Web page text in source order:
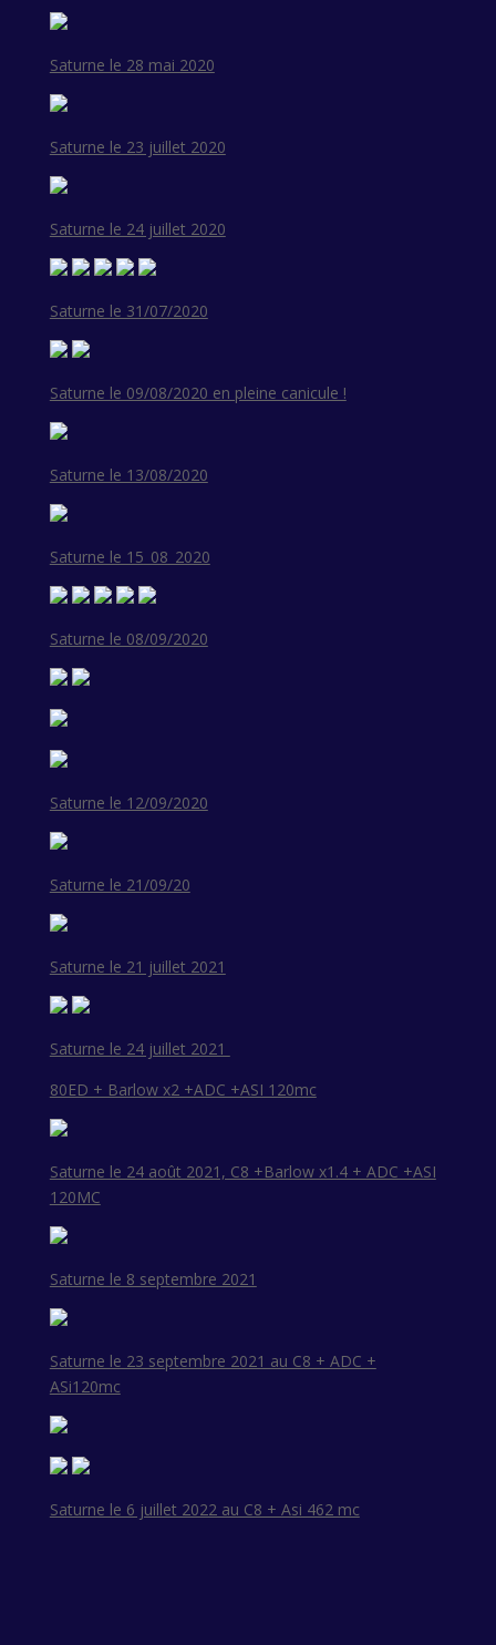
Saturne le 28 mai 2020
Saturne le 23 juillet 2020
Saturne le 24 juillet 2020
Saturne le 31/07/2020
Saturne le 09/08/2020 en pleine canicule !
Saturne le 13/08/2020
Saturne le 15_08_2020
Saturne le 08/09/2020
Saturne le 12/09/2020
Saturne le 21/09/20
Saturne le 21 juillet 2021
Saturne le 24 juillet 2021
80ED + Barlow x2 +ADC +ASI 120mc
Saturne le 24 août 2021, C8 +Barlow x1.4 + ADC +ASI
120MC
Saturne le 8 septembre 2021
Saturne le 23 septembre 2021 au C8 + ADC +
ASi120mc
Saturne le 6 juillet 2022 au C8 + Asi 462 mc